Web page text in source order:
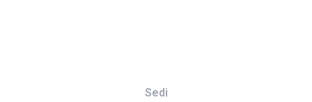
Sedi